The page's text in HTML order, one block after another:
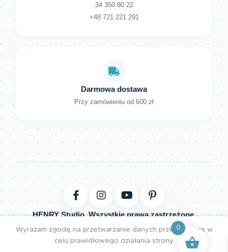
34 350 80 22
+48 721 221 291
Darmowa dostawa
Przy zamówieniu od 600 zł
HENRY Studio. Wszystkie prawa zastrzeżone.
Projektujemy z pasją | Tworzymy z miłością
Wyrażam zgodę na przetwarzanie danych przez cookies w
celu prawidłowego działania strony.
0